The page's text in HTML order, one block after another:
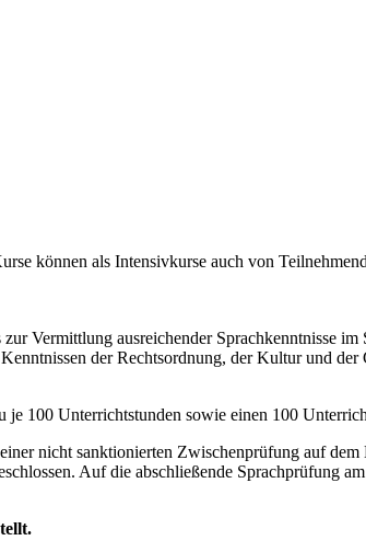
können als Intensivkurse auch von
Vermittlung ausreichender Sprachkenntnisse
der Rechtsordnung, der Kultur und der
100 Unterrichtstunden sowie einen 100
nicht sanktionierten Zwischenprüfung auf
Auf die abschließende Sprachprüfung